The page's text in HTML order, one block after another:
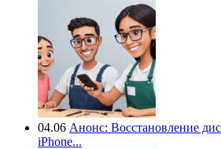
04.06 Анонс: Восстановление
iPhone...